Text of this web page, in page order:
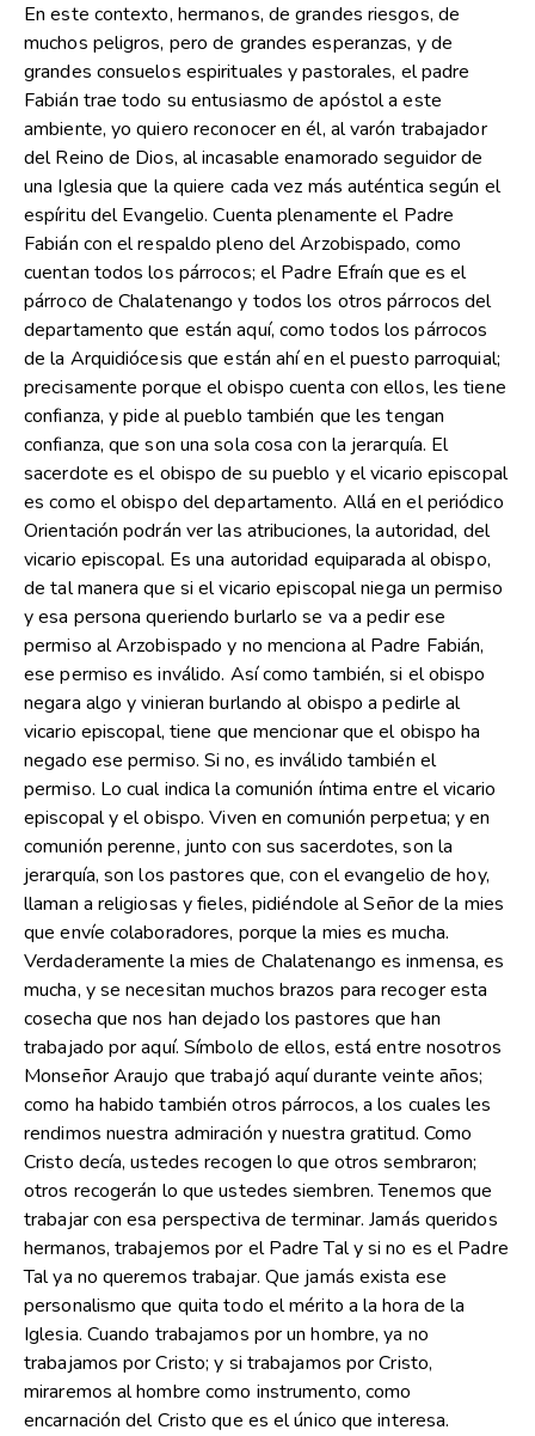
En este contexto, hermanos, de grandes riesgos, de
muchos peligros, pero de grandes esperanzas, y de
grandes consuelos espirituales y pastorales, el padre
Fabián trae todo su entusiasmo de apóstol a este
ambiente, yo quiero reconocer en él, al varón trabajador
del Reino de Dios, al incasable enamorado seguidor de
una Iglesia que la quiere cada vez más auténtica según el
espíritu del Evangelio. Cuenta plenamente el Padre
Fabián con el respaldo pleno del Arzobispado, como
cuentan todos los párrocos; el Padre Efraín que es el
párroco de Chalatenango y todos los otros párrocos del
departamento que están aquí, como todos los párrocos
de la Arquidiócesis que están ahí en el puesto parroquial;
precisamente porque el obispo cuenta con ellos, les tiene
confianza, y pide al pueblo también que les tengan
confianza, que son una sola cosa con la jerarquía. El
sacerdote es el obispo de su pueblo y el vicario episcopal
es como el obispo del departamento. Allá en el periódico
Orientación podrán ver las atribuciones, la autoridad, del
vicario episcopal. Es una autoridad equiparada al obispo,
de tal manera que si el vicario episcopal niega un permiso
y esa persona queriendo burlarlo se va a pedir ese
permiso al Arzobispado y no menciona al Padre Fabián,
ese permiso es inválido. Así como también, si el obispo
negara algo y vinieran burlando al obispo a pedirle al
vicario episcopal, tiene que mencionar que el obispo ha
negado ese permiso. Si no, es inválido también el
permiso. Lo cual indica la comunión íntima entre el vicario
episcopal y el obispo. Viven en comunión perpetua; y en
comunión perenne, junto con sus sacerdotes, son la
jerarquía, son los pastores que, con el evangelio de hoy,
llaman a religiosas y fieles, pidiéndole al Señor de la mies
que envíe colaboradores, porque la mies es mucha.
Verdaderamente la mies de Chalatenango es inmensa, es
mucha, y se necesitan muchos brazos para recoger esta
cosecha que nos han dejado los pastores que han
trabajado por aquí. Símbolo de ellos, está entre nosotros
Monseñor Araujo que trabajó aquí durante veinte años;
como ha habido también otros párrocos, a los cuales les
rendimos nuestra admiración y nuestra gratitud. Como
Cristo decía, ustedes recogen lo que otros sembraron;
otros recogerán lo que ustedes siembren. Tenemos que
trabajar con esa perspectiva de terminar. Jamás queridos
hermanos, trabajemos por el Padre Tal y si no es el Padre
Tal ya no queremos trabajar. Que jamás exista ese
personalismo que quita todo el mérito a la hora de la
Iglesia. Cuando trabajamos por un hombre, ya no
trabajamos por Cristo; y si trabajamos por Cristo,
miraremos al hombre como instrumento, como
encarnación del Cristo que es el único que interesa.